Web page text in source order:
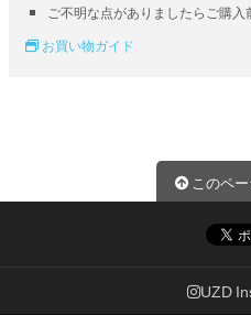
ご不明な点がありましたらご購入
お買い物ガイド
このペ
UZD